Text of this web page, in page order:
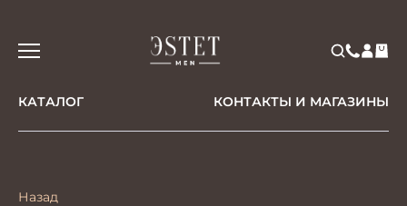
КАТАЛОГ КОНТАКТЫ И МАГАЗИНЫ
Назад